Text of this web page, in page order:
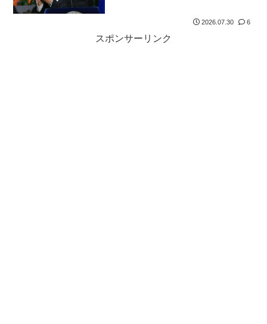
2026.07.30 6
スポンサーリンク